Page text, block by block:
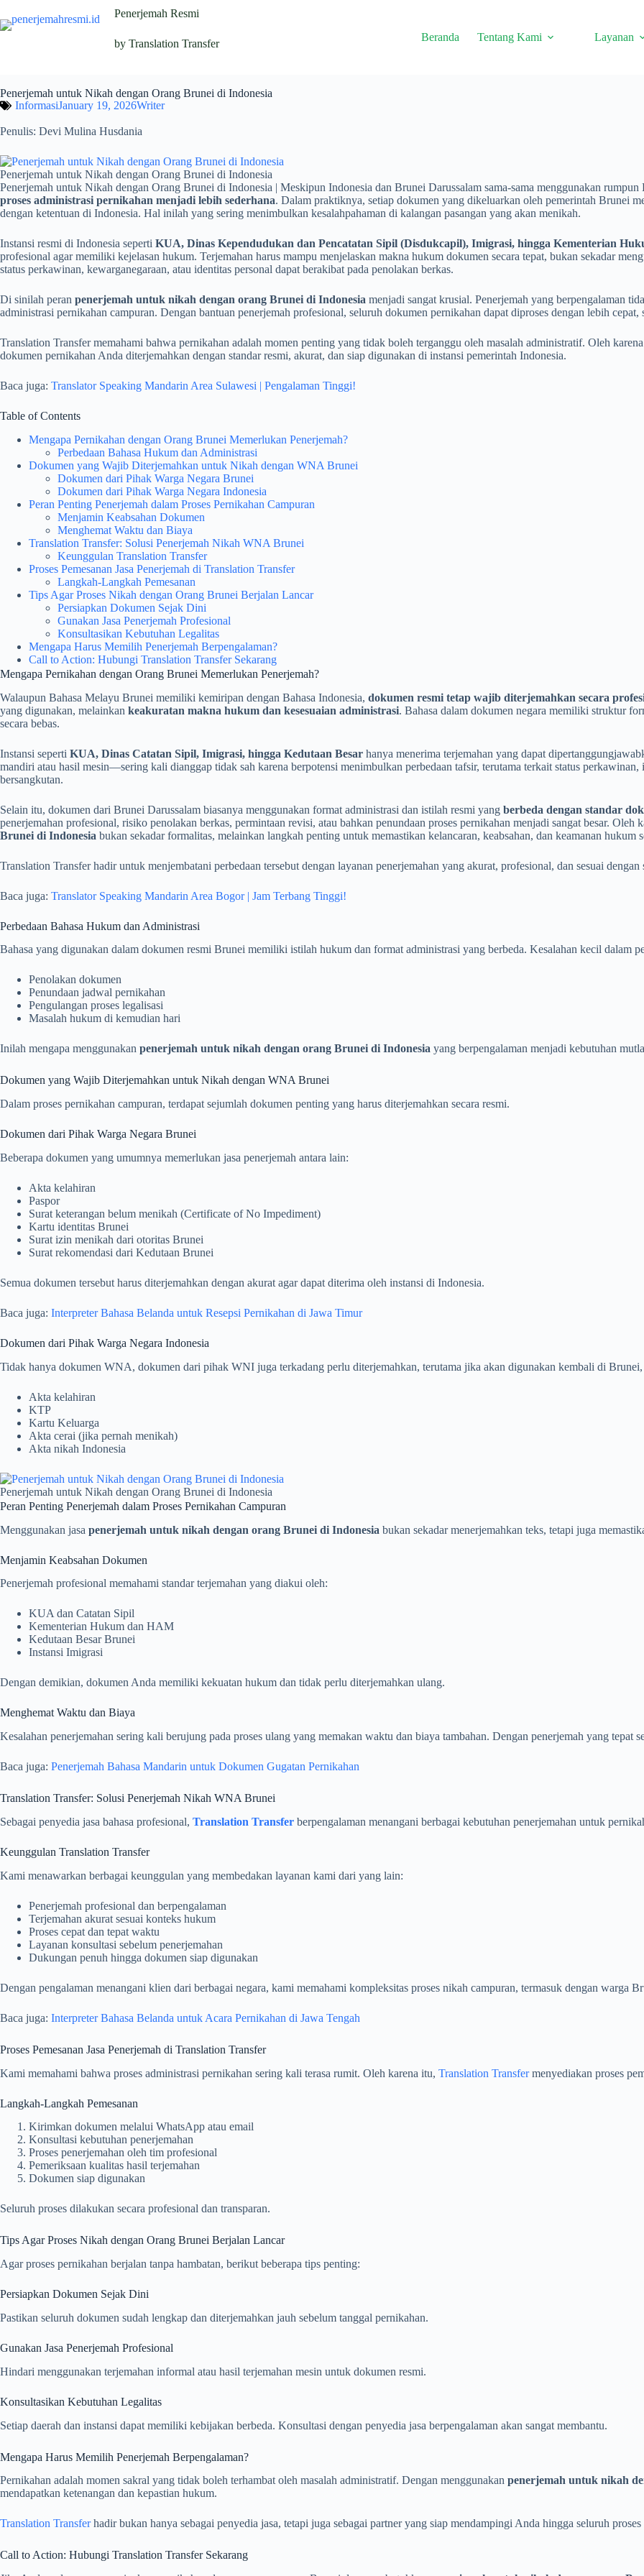
Penerjemah Resmi
by Translation Transfer
Beranda Tentang Kami Layanan
Penerjemah untuk Nikah dengan Orang Brunei di Indonesia
InformasiJanuary 19, 2026Writer
Penulis: Devi Mulina Husdania
Penerjemah untuk Nikah dengan Orang Brunei di Indonesia
Penerjemah untuk Nikah dengan Orang Brunei di Indonesia | Meskipun Indonesia dan Brunei Darussalam sama-sama menggunakan
proses administrasi pernikahan menjadi lebih sederhana. Dalam praktiknya, setiap dokumen yang dikeluarkan oleh pemerintah Brunei
dengan ketentuan di Indonesia. Hal inilah yang sering menimbulkan kesalahpahaman di kalangan pasangan yang akan menikah.
Instansi resmi di Indonesia seperti KUA, Dinas Kependudukan dan Pencatatan Sipil (Disdukcapil), Imigrasi, hingga Kementerian
profesional agar memiliki kejelasan hukum. Terjemahan harus mampu menjelaskan makna hukum dokumen secara tepat, bukan sekadar
status perkawinan, kewarganegaraan, atau identitas personal dapat berakibat pada penolakan berkas.
Di sinilah peran penerjemah untuk nikah dengan orang Brunei di Indonesia menjadi sangat krusial. Penerjemah yang berpengalaman
administrasi pernikahan campuran. Dengan bantuan penerjemah profesional, seluruh dokumen pernikahan dapat diproses dengan lebih
Translation Transfer memahami bahwa pernikahan adalah momen penting yang tidak boleh terganggu oleh masalah administratif. Oleh
dokumen pernikahan Anda diterjemahkan dengan standar resmi, akurat, dan siap digunakan di instansi pemerintah Indonesia.
Baca juga: Translator Speaking Mandarin Area Sulawesi | Pengalaman Tinggi!
Table of Contents
Mengapa Pernikahan dengan Orang Brunei Memerlukan Penerjemah?
Perbedaan Bahasa Hukum dan Administrasi
Dokumen yang Wajib Diterjemahkan untuk Nikah dengan WNA Brunei
Dokumen dari Pihak Warga Negara Brunei
Dokumen dari Pihak Warga Negara Indonesia
Peran Penting Penerjemah dalam Proses Pernikahan Campuran
Menjamin Keabsahan Dokumen
Menghemat Waktu dan Biaya
Translation Transfer: Solusi Penerjemah Nikah WNA Brunei
Keunggulan Translation Transfer
Proses Pemesanan Jasa Penerjemah di Translation Transfer
Langkah-Langkah Pemesanan
Tips Agar Proses Nikah dengan Orang Brunei Berjalan Lancar
Persiapkan Dokumen Sejak Dini
Gunakan Jasa Penerjemah Profesional
Konsultasikan Kebutuhan Legalitas
Mengapa Harus Memilih Penerjemah Berpengalaman?
Call to Action: Hubungi Translation Transfer Sekarang
Mengapa Pernikahan dengan Orang Brunei Memerlukan Penerjemah?
Walaupun Bahasa Melayu Brunei memiliki kemiripan dengan Bahasa Indonesia, dokumen resmi tetap wajib diterjemahkan secara
yang digunakan, melainkan keakuratan makna hukum dan kesesuaian administrasi. Bahasa dalam dokumen negara memiliki struktur
secara bebas.
Instansi seperti KUA, Dinas Catatan Sipil, Imigrasi, hingga Kedutaan Besar hanya menerima terjemahan yang dapat
mandiri atau hasil mesin—sering kali dianggap tidak sah karena berpotensi menimbulkan perbedaan tafsir, terutama terkait status
bersangkutan.
Selain itu, dokumen dari Brunei Darussalam biasanya menggunakan format administrasi dan istilah resmi yang berbeda dengan standar
penerjemahan profesional, risiko penolakan berkas, permintaan revisi, atau bahkan penundaan proses pernikahan menjadi sangat besar. Oleh
Brunei di Indonesia bukan sekadar formalitas, melainkan langkah penting untuk memastikan kelancaran, keabsahan, dan keamanan hukum
Translation Transfer hadir untuk menjembatani perbedaan tersebut dengan layanan penerjemahan yang akurat, profesional, dan sesuai
Baca juga: Translator Speaking Mandarin Area Bogor | Jam Terbang Tinggi!
Perbedaan Bahasa Hukum dan Administrasi
Bahasa yang digunakan dalam dokumen resmi Brunei memiliki istilah hukum dan format administrasi yang berbeda. Kesalahan kecil dalam
Penolakan dokumen
Penundaan jadwal pernikahan
Pengulangan proses legalisasi
Masalah hukum di kemudian hari
Inilah mengapa menggunakan penerjemah untuk nikah dengan orang Brunei di Indonesia yang berpengalaman menjadi kebutuhan
Dokumen yang Wajib Diterjemahkan untuk Nikah dengan WNA Brunei
Dalam proses pernikahan campuran, terdapat sejumlah dokumen penting yang harus diterjemahkan secara resmi.
Dokumen dari Pihak Warga Negara Brunei
Beberapa dokumen yang umumnya memerlukan jasa penerjemah antara lain:
Akta kelahiran
Paspor
Surat keterangan belum menikah (Certificate of No Impediment)
Kartu identitas Brunei
Surat izin menikah dari otoritas Brunei
Surat rekomendasi dari Kedutaan Brunei
Semua dokumen tersebut harus diterjemahkan dengan akurat agar dapat diterima oleh instansi di Indonesia.
Baca juga: Interpreter Bahasa Belanda untuk Resepsi Pernikahan di Jawa Timur
Dokumen dari Pihak Warga Negara Indonesia
Tidak hanya dokumen WNA, dokumen dari pihak WNI juga terkadang perlu diterjemahkan, terutama jika akan digunakan kembali di Brunei,
Akta kelahiran
KTP
Kartu Keluarga
Akta cerai (jika pernah menikah)
Akta nikah Indonesia
Penerjemah untuk Nikah dengan Orang Brunei di Indonesia
Peran Penting Penerjemah dalam Proses Pernikahan Campuran
Menggunakan jasa penerjemah untuk nikah dengan orang Brunei di Indonesia bukan sekadar menerjemahkan teks, tetapi juga
Menjamin Keabsahan Dokumen
Penerjemah profesional memahami standar terjemahan yang diakui oleh:
KUA dan Catatan Sipil
Kementerian Hukum dan HAM
Kedutaan Besar Brunei
Instansi Imigrasi
Dengan demikian, dokumen Anda memiliki kekuatan hukum dan tidak perlu diterjemahkan ulang.
Menghemat Waktu dan Biaya
Kesalahan penerjemahan sering kali berujung pada proses ulang yang memakan waktu dan biaya tambahan. Dengan penerjemah yang tepat
Baca juga: Penerjemah Bahasa Mandarin untuk Dokumen Gugatan Pernikahan
Translation Transfer: Solusi Penerjemah Nikah WNA Brunei
Sebagai penyedia jasa bahasa profesional, Translation Transfer berpengalaman menangani berbagai kebutuhan penerjemahan untuk
Keunggulan Translation Transfer
Kami menawarkan berbagai keunggulan yang membedakan layanan kami dari yang lain:
Penerjemah profesional dan berpengalaman
Terjemahan akurat sesuai konteks hukum
Proses cepat dan tepat waktu
Layanan konsultasi sebelum penerjemahan
Dukungan penuh hingga dokumen siap digunakan
Dengan pengalaman menangani klien dari berbagai negara, kami memahami kompleksitas proses nikah campuran, termasuk dengan warga
Baca juga: Interpreter Bahasa Belanda untuk Acara Pernikahan di Jawa Tengah
Proses Pemesanan Jasa Penerjemah di Translation Transfer
Kami memahami bahwa proses administrasi pernikahan sering kali terasa rumit. Oleh karena itu, Translation Transfermenyediakan proses
Langkah-Langkah Pemesanan
Kirimkan dokumen melalui WhatsApp atau email
Konsultasi kebutuhan penerjemahan
Proses penerjemahan oleh tim profesional
Pemeriksaan kualitas hasil terjemahan
Dokumen siap digunakan
Seluruh proses dilakukan secara profesional dan transparan.
Tips Agar Proses Nikah dengan Orang Brunei Berjalan Lancar
Agar proses pernikahan berjalan tanpa hambatan, berikut beberapa tips penting:
Persiapkan Dokumen Sejak Dini
Pastikan seluruh dokumen sudah lengkap dan diterjemahkan jauh sebelum tanggal pernikahan.
Gunakan Jasa Penerjemah Profesional
Hindari menggunakan terjemahan informal atau hasil terjemahan mesin untuk dokumen resmi.
Konsultasikan Kebutuhan Legalitas
Setiap daerah dan instansi dapat memiliki kebijakan berbeda. Konsultasi dengan penyedia jasa berpengalaman akan sangat membantu.
Mengapa Harus Memilih Penerjemah Berpengalaman?
Pernikahan adalah momen sakral yang tidak boleh terhambat oleh masalah administratif. Dengan menggunakan penerjemah untuk nikah
mendapatkan ketenangan dan kepastian hukum.
Translation Transferhadir bukan hanya sebagai penyedia jasa, tetapi juga sebagai partner yang siap mendampingi Anda hingga seluruh proses
Call to Action: Hubungi Translation Transfer Sekarang